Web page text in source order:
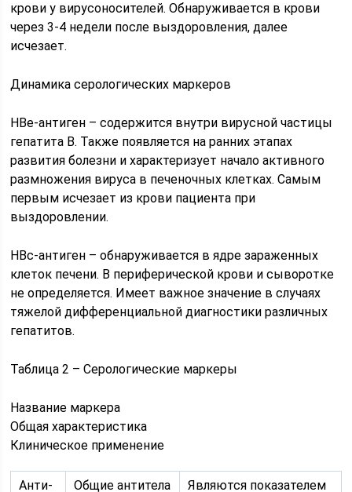
крови у вирусоносителей. Обнаруживается в крови
через 3-4 недели после выздоровления, далее
исчезает.
Динамика серологических маркеров
HBe-антиген – содержится внутри вирусной частицы
гепатита В. Также появляется на ранних этапах
развития болезни и характеризует начало активного
размножения вируса в печеночных клетках. Самым
первым исчезает из крови пациента при
выздоровлении.
HBc-антиген – обнаруживается в ядре зараженных
клеток печени. В периферической крови и сыворотке
не определяется. Имеет важное значение в случаях
тяжелой дифференциальной диагностики различных
гепатитов.
Таблица 2 – Серологические маркеры
Название маркера
Общая характеристика
Клиническое применение
Анти-
Общие антитела
Являются показателем